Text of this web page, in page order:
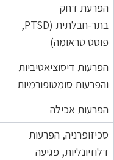
הפרעת דחק
בתר-חבלתית (PTSD,
פוסט טראומה)
הפרעות דיסוציאטיביות
והפרעות סומטופורמיות
הפרעות אכילה
סכיזופרניה, הפרעות
דלוזיונליות, פגיעה